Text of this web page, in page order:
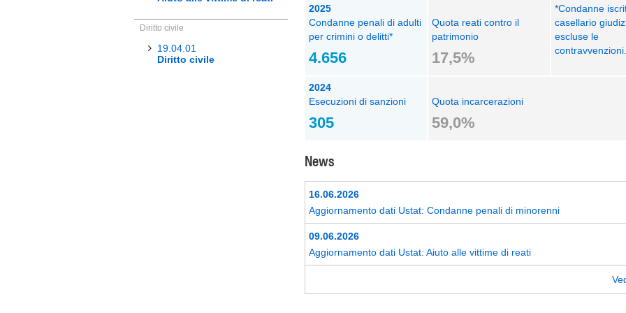
Diritto civile
19.04.01
Diritto civile
2025
Condanne penali di adulti
per crimini o delitti*
4.656
Quota reati contro il
patrimonio
17,5%
*Condanne
casellario
escluse le
contravvenzioni.
2024
Esecuzioni di sanzioni
305
Quota incarcerazioni
59,0%
News
16.06.2026
Aggiornamento dati Ustat: Condanne penali di minorenni
09.06.2026
Aggiornamento dati Ustat: Aiuto alle vittime di reati